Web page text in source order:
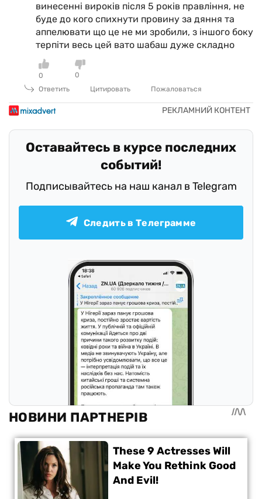
винесенні вироків після 5 років правління, не
буде до кого спихнути провину за дяння та
аппелювати що це не ми зробили, з іншого боку
терпіти весь цей вато шабаш дуже складно
0
0
Ответить
Цитировать Пожаловаться
Оставайтесь в курсе последних
событий!
Подписывайтесь на наш канал в Telegram
Следить в Телеграмме